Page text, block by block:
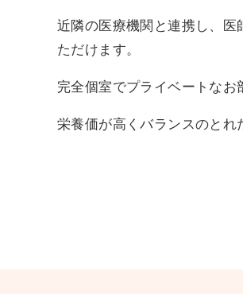
近隣の医療機関と連携し、
ただけます。
完全個室でプライベートなお
栄養価が高くバランスのとれ